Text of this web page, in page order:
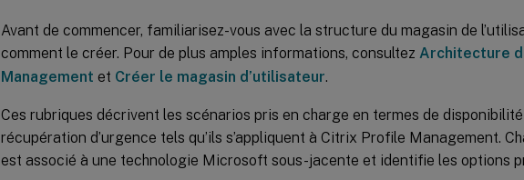
Avant de commencer, familiarisez-vous avec la structure du magasin de
comment le créer. Pour de plus amples informations, consultez Architecture
Management et Créer le magasin d’utilisateur.
Ces rubriques décrivent les scénarios pris en charge en termes de
récupération d’urgence tels qu’ils s’appliquent à Citrix Profile Management.
est associé à une technologie Microsoft sous-jacente et identifie les options